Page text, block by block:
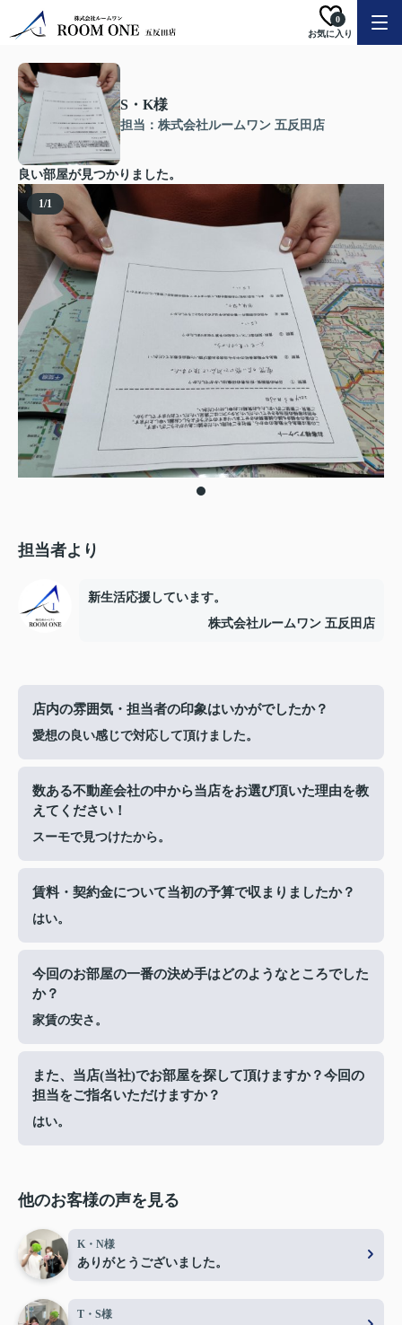
お気に入り
0
S・K様
担当：株式会社ルームワン 五反田店
良い部屋が見つかりました。
1/1
担当者より
新生活応援しています。
株式会社ルームワン 五反田店
店内の雰囲気・担当者の印象はいかがでしたか？
愛想の良い感じで対応して頂けました。
数ある不動産会社の中から当店をお選び頂いた理由を教
えてください！
スーモで見つけたから。
賃料・契約金について当初の予算で収まりましたか？
はい。
今回のお部屋の一番の決め手はどのようなところでした
か？
家賃の安さ。
また、当店(当社)でお部屋を探して頂けますか？今回の
担当をご指名いただけますか？
はい。
他のお客様の声を見る
K・N様
ありがとうございました。
T・S様